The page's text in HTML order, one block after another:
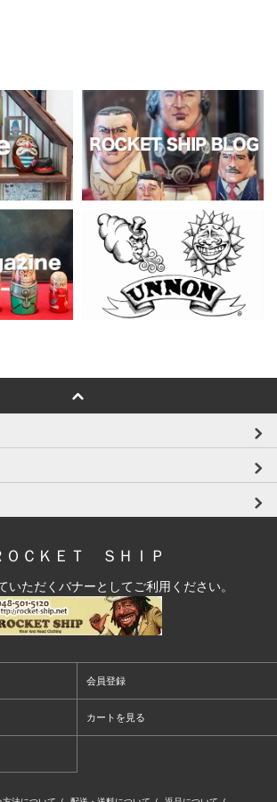
ＯＣＫＥＴ ＳＨＩＰ
いただくバナーとしてご利用ください。
会員登録
カートを見る